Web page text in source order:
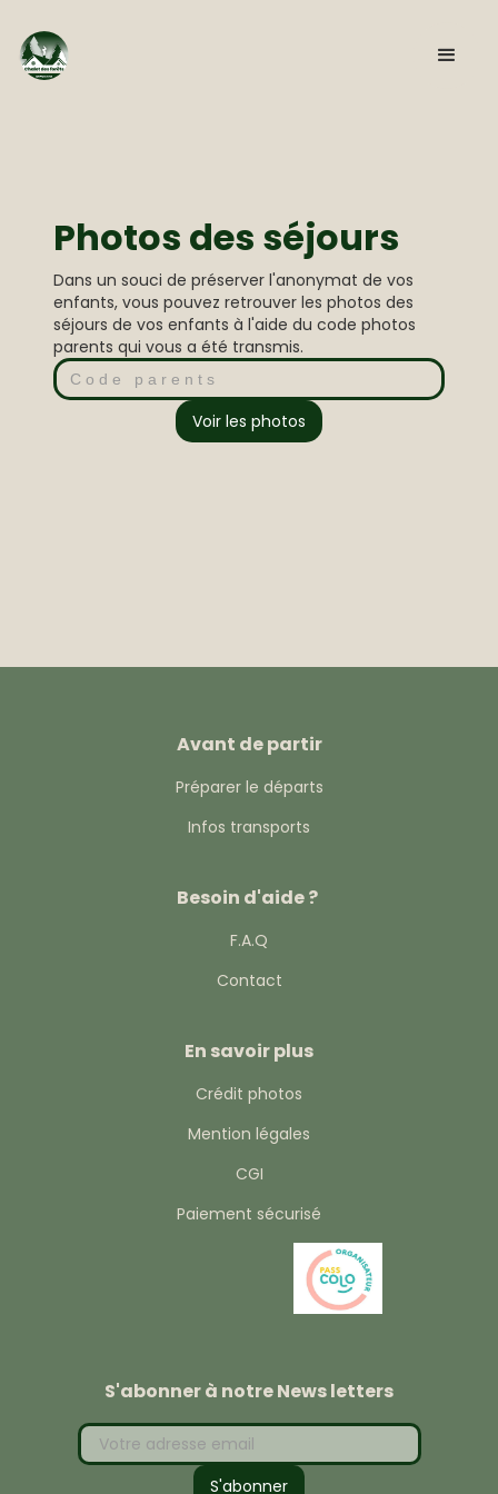
Photos des séjours
Dans un souci de préserver l'anonymat de vos
enfants, vous pouvez retrouver les photos des
séjours de vos enfants à l'aide du code photos
parents qui vous a été transmis.
Avant de partir
Préparer le départs
Infos transports
Besoin d'aide ?
F.A.Q
Contact
En savoir plus
Crédit photos
Mention légales
CGI
Paiement sécurisé
S'abonner à notre News letters